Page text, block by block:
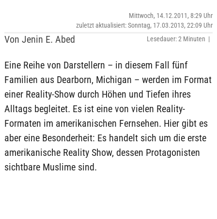
Von Jenin E. Abed
Mittwoch, 14.12.2011, 8:29 Uhr
zuletzt aktualisiert: Sonntag, 17.03.2013, 22:09 Uhr
Lesedauer: 2 Minuten |
Eine Reihe von Darstellern – in diesem Fall fünf
Familien aus Dearborn, Michigan – werden im Format
einer Reality-Show durch Höhen und Tiefen ihres
Alltags begleitet. Es ist eine von vielen Reality-
Formaten im amerikanischen Fernsehen. Hier gibt es
aber eine Besonderheit: Es handelt sich um die erste
amerikanische Reality Show, dessen Protagonisten
sichtbare Muslime sind.